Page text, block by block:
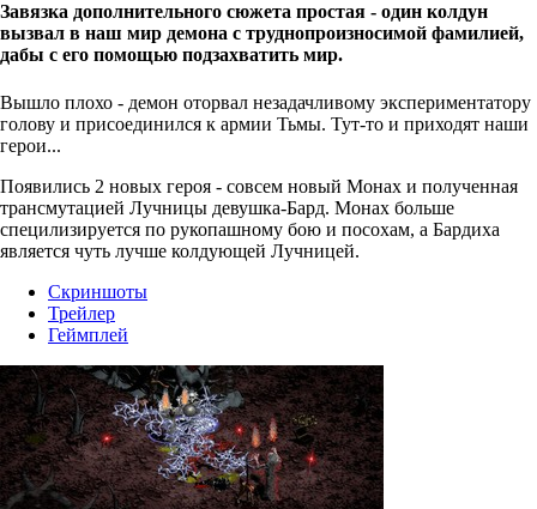
Завязка дополнительного сюжета простая - один колдун
вызвал в наш мир демона с труднопроизносимой фамилией,
дабы с его помощью подзахватить мир.
Вышло плохо - демон оторвал незадачливому экспериментатору
голову и присоединился к армии Тьмы. Тут-то и приходят наши
герои...
Появились 2 новых героя - совсем новый Монах и полученная
трансмутацией Лучницы девушка-Бард. Монах больше
специлизируется по рукопашному бою и посохам, а Бардиха
является чуть лучше колдующей Лучницей.
Скриншоты
Трейлер
Геймплей